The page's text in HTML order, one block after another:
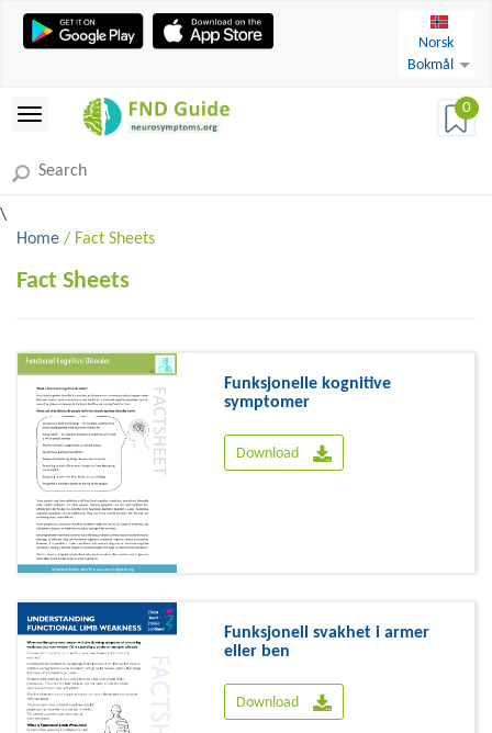
Norsk
Bokmål
0
\
Home / Fact Sheets
Fact Sheets
Funksjonelle kognitive
symptomer
Download
Funksjonell svakhet i armer
eller ben
Download